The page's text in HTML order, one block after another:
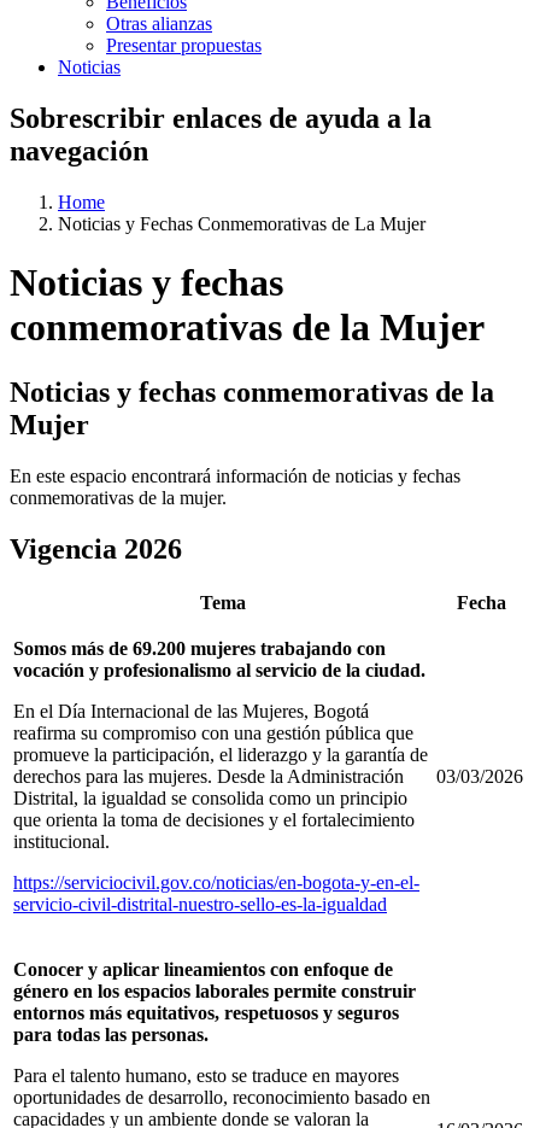
Otras alianzas
Presentar propuestas
Noticias
Sobrescribir enlaces de ayuda a la
navegación
Home
Noticias y Fechas Conmemorativas de La Mujer
Noticias y fechas
conmemorativas de la Mujer
Noticias y fechas conmemorativas de la
Mujer
En este espacio encontrará información de noticias y fechas
conmemorativas de la mujer.
Vigencia 2026
Tema Fecha
Somos más de 69.200 mujeres trabajando con
vocación y profesionalismo al servicio de la ciudad.
En el Día Internacional de las Mujeres, Bogotá
reafirma su compromiso con una gestión pública que
promueve la participación, el liderazgo y la garantía de
derechos para las mujeres. Desde la Administración
Distrital, la igualdad se consolida como un principio
que orienta la toma de decisiones y el fortalecimiento
institucional.
https://serviciocivil.gov.co/noticias/en-bogota-y-en-el-
servicio-civil-distrital-nuestro-sello-es-la-igualdad
03/03/2026
Conocer y aplicar lineamientos con enfoque de
género en los espacios laborales permite construir
entornos más equitativos, respetuosos y seguros
para todas las personas.
Para el talento humano, esto se traduce en mayores
oportunidades de desarrollo, reconocimiento basado en
capacidades y un ambiente donde se valoran la